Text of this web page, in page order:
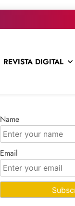
REVISTA DIGITAL
Name
Email